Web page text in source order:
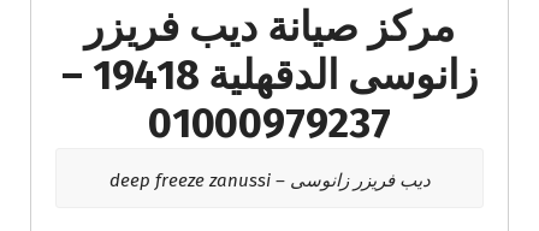
مركز صيانة ديب فريزر
زانوسى الدقهلية 19418 –
01000979237
ديب فريزر زانوسى – deep freeze zanussi